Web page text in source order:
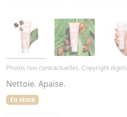
Photos non contractuelles. Copyright
Nettoie. Apaise.
En stock